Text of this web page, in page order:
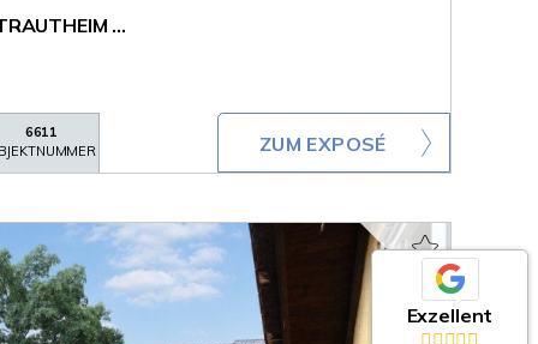
...
6611
ZUM EXPOSÉ
Exzellent